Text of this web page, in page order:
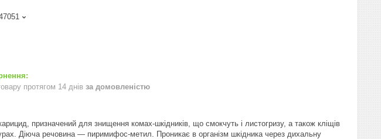
протягом 14 днів за домовленістю
призначений для знищення комах-шкідників, що смокчуть і листогризу, а також кліщів
Діюча речовина — пиримифос-метил. Проникає в організм шкідника через дихальну